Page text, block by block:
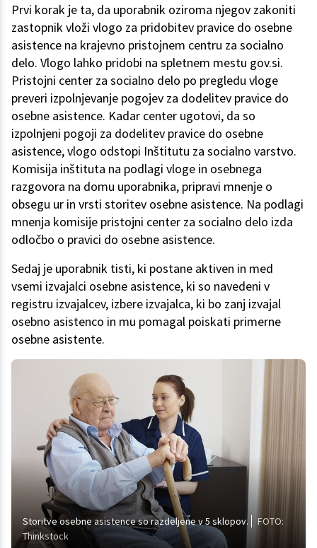
Prvi korak je ta, da uporabnik oziroma njegov zakoniti
zastopnik vloži vlogo za pridobitev pravice do osebne
asistence na krajevno pristojnem centru za socialno
delo. Vlogo lahko pridobi na spletnem mestu gov.si.
Pristojni center za socialno delo po pregledu vloge
preveri izpolnjevanje pogojev za dodelitev pravice do
osebne asistence. Kadar center ugotovi, da so
izpolnjeni pogoji za dodelitev pravice do osebne
asistence, vlogo odstopi Inštitutu za socialno varstvo.
Komisija inštituta na podlagi vloge in osebnega
razgovora na domu uporabnika, pripravi mnenje o
obsegu ur in vrsti storitev osebne asistence. Na podlagi
mnenja komisije pristojni center za socialno delo izda
odločbo o pravici do osebne asistence.
Sedaj je uporabnik tisti, ki postane aktiven in med
vsemi izvajalci osebne asistence, ki so navedeni v
registru izvajalcev, izbere izvajalca, ki bo zanj izvajal
osebno asistenco in mu pomagal poiskati primerne
osebne asistente.
Storitve osebne asistence so razdeljene v 5 sklopov.
FOTO:
Thinkstock